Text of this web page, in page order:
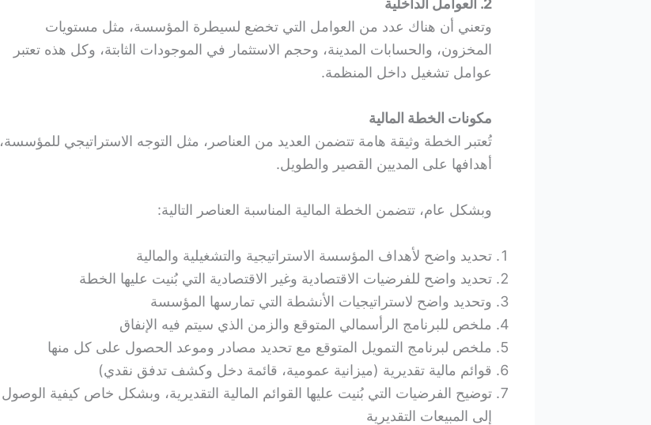
2. العوامل الداخلية
وتعني أن هناك عدد من العوامل التي تخضع لسيطرة المؤسسة، مثل مستويات
المخزون، والحسابات المدينة، وحجم الاستثمار في الموجودات الثابتة، وكل هذه تعتبر
عوامل تشغيل داخل المنظمة.
مكونات الخطة المالية
تُعتبر الخطة وثيقة هامة تتضمن العديد من العناصر، مثل التوجه الاستراتيجي للمؤسسة،
أهدافها على المديين القصير والطويل.
وبشكل عام، تتضمن الخطة المالية المناسبة العناصر التالية:
تحديد واضح لأهداف المؤسسة الاستراتيجية والتشغيلية والمالية
تحديد واضح للفرضيات الاقتصادية وغير الاقتصادية التي بُنيت عليها الخطة
وتحديد واضح لاستراتيجيات الأنشطة التي تمارسها المؤسسة
ملخص للبرنامج الرأسمالي المتوقع والزمن الذي سيتم فيه الإنفاق
ملخص لبرنامج التمويل المتوقع مع تحديد مصادر وموعد الحصول على كل منها
قوائم مالية تقديرية (ميزانية عمومية، قائمة دخل وكشف تدفق نقدي)
توضيح الفرضيات التي بُنيت عليها القوائم المالية التقديرية، وبشكل خاص كيفية الوصول
إلى المبيعات التقديرية